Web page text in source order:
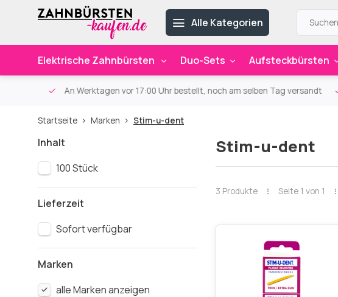
Alle Kategorien
Elektrische Zahnbürsten Duo-Sets Aufsteckbürsten
An Werktagen vor 17:00 Uhr bestellt, noch am selben Tag versandt
Startseite Marken Stim-u-dent
Inhalt
100 Stück
Lieferzeit
Sofort verfügbar
Marken
alle Marken anzeigen
Stim-u-dent
3 Produkte Seite 1 von 1